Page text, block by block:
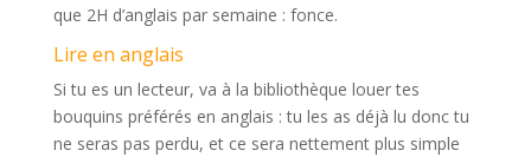
que 2H d’anglais par semaine : fonce.
Lire en anglais
Si tu es un lecteur, va à la bibliothèque louer tes
bouquins préférés en anglais : tu les as déjà lu donc tu
ne seras pas perdu, et ce sera nettement plus simple